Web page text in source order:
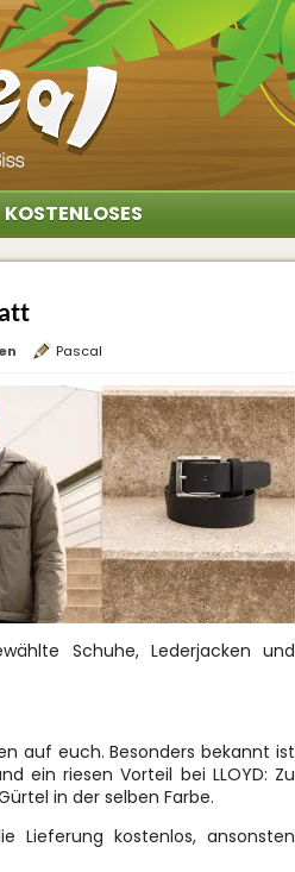
KOSTENLOSES
Pascal
Schuhe, Lederjacken und
auf euch. Besonders bekannt ist
ein riesen Vorteil bei LLOYD: Zu
in der selben Farbe.
kostenlos, ansonsten